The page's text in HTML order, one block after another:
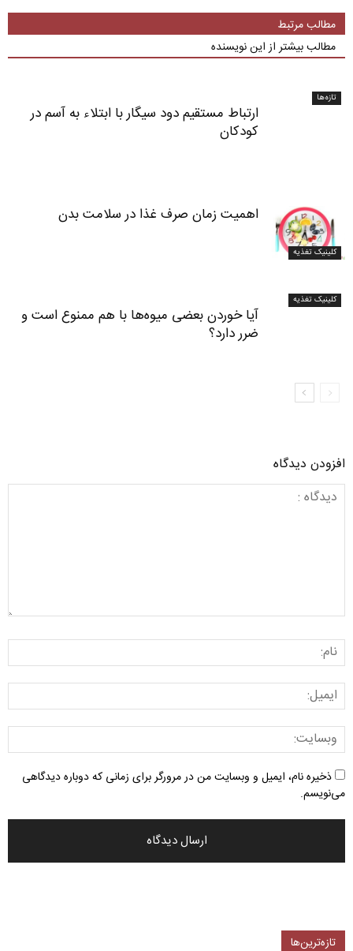
مطالب مرتبط
مطالب بیشتر از این نویسنده
تازه‌ها
ارتباط مستقیم دود سیگار با ابتلاء به آسم در
کودکان
کلینیک تغذیه
اهمیت زمان صرف غذا در سلامت بدن
کلینیک تغذیه
آیا خوردن بعضی میوه‌ها با هم ممنوع است و
ضرر دارد؟
افزودن دیدگاه
ذخیره نام، ایمیل و وبسایت من در مرورگر برای زمانی که دوباره دیدگاهی
می‌نویسم.
تازه‌ترین‌ها